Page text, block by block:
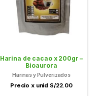
Harina de cacao x 200gr –
Bioaurora
Harinas y Pulverizados
Precio x unid S/22.00